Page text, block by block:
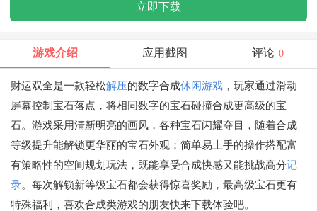
立即下载
游戏介绍 应用截图 评论 0
财运双全是一款轻松解压的数字合成休闲游戏 ，玩家通过滑动
屏幕控制宝石落点，将相同数字的宝石碰撞合成更高级的宝
石。游戏采用清新明亮的画风，各种宝石闪耀夺目，随着合成
等级提升能解锁更华丽的宝石外观；简单易上手的操作搭配富
有策略性的空间规划玩法，既能享受合成快感又能挑战高分记
录。每次解锁新等级宝石都会获得惊喜奖励，最高级宝石更有
特殊福利，喜欢合成类游戏的朋友快来下载体验吧。